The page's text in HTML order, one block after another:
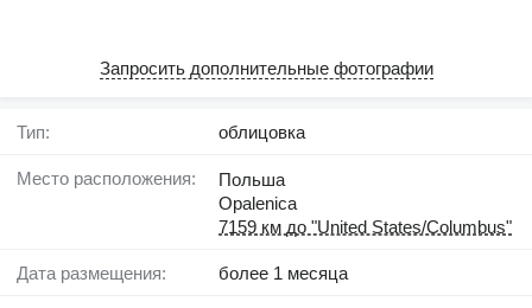
Запросить дополнительные фотографии
Тип: облицовка
Место расположения:
Польша
Opalenica
7159 км до "United States/Columbus"
Дата размещения: более 1 месяца